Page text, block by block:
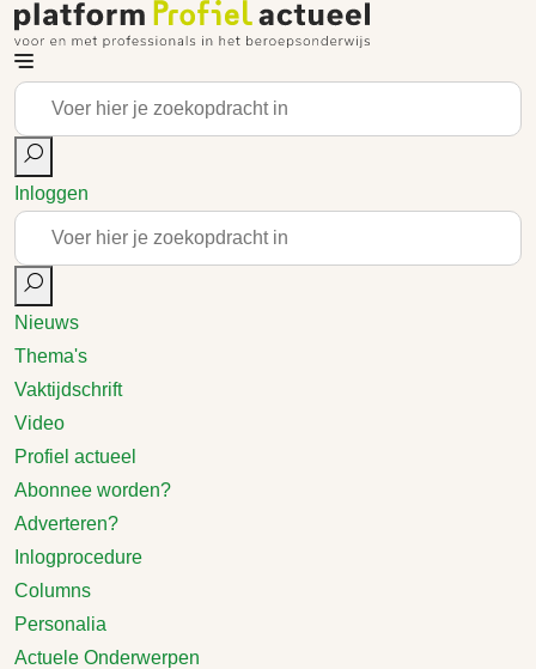
Inloggen
Nieuws
Thema's
Vaktijdschrift
Video
Profiel actueel
Abonnee worden?
Adverteren?
Inlogprocedure
Columns
Personalia
Actuele Onderwerpen